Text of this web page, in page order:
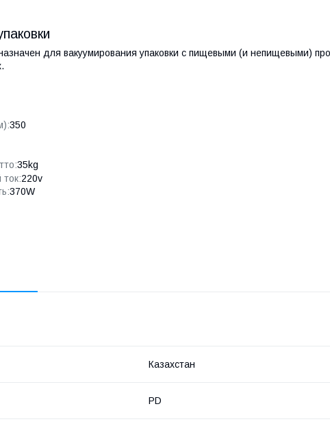
для вакуумирования упаковки с пищевыми (и непищевыми)
350
35kg
220v
370W
Казахстан
PD